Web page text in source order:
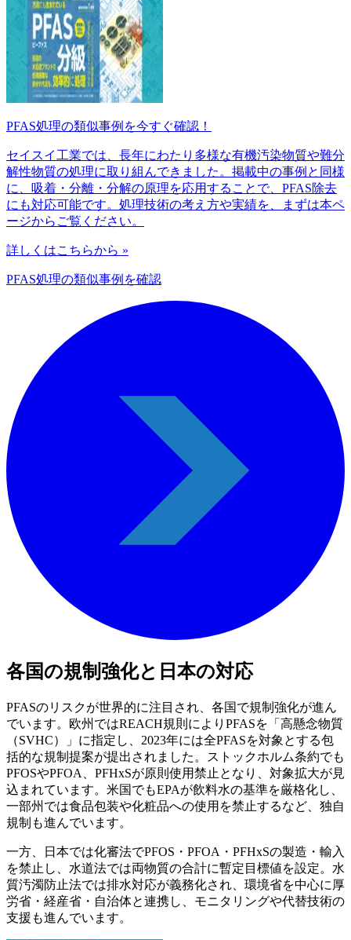
PFAS処理の類似事例を今すぐ確認！
セイスイ工業では、長年にわたり多様な有機汚染物質や難分
解性物質の処理に取り組んできました。掲載中の事例と同様
に、吸着・分離・分解の原理を応用することで、PFAS除去
にも対応可能です。処理技術の考え方や実績を、まずは本ペ
ージからご覧ください。
詳しくはこちらから »
PFAS処理の類似事例を確認
各国の規制強化と日本の対応
PFASのリスクが世界的に注目され、各国で規制強化が進ん
でいます。欧州ではREACH規則によりPFASを「高懸念物質
（SVHC）」に指定し、2023年には全PFASを対象とする包
括的な規制提案が提出されました。ストックホルム条約でも
PFOSやPFOA、PFHxSが原則使用禁止となり、対象拡大が見
込まれています。米国でもEPAが飲料水の基準を厳格化し、
一部州では食品包装や化粧品への使用を禁止するなど、独自
規制も進んでいます。
一方、日本では化審法でPFOS・PFOA・PFHxSの製造・輸入
を禁止し、水道法では両物質の合計に暫定目標値を設定。水
質汚濁防止法では排水対応が義務化され、環境省を中心に厚
労省・経産省・自治体と連携し、モニタリングや代替技術の
支援も進んでいます。